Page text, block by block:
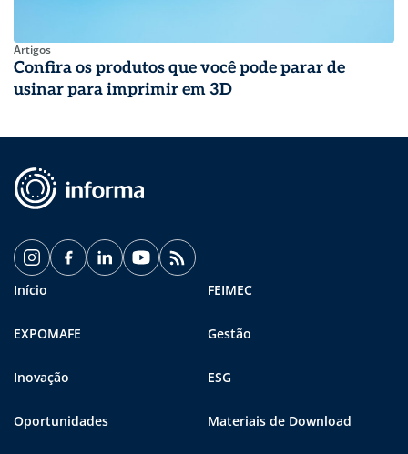
Artigos
Confira os produtos que você pode parar de
usinar para imprimir em 3D
Início FEIMEC
EXPOMAFE Gestão
Inovação ESG
Oportunidades Materiais de Download